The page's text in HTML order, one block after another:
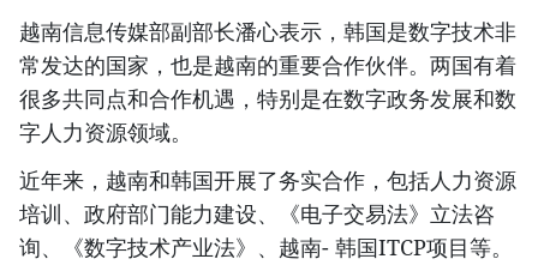
越南信息传媒部副部长潘心表示，韩国是数字技术非
常发达的国家，也是越南的重要合作伙伴。两国有着
很多共同点和合作机遇，特别是在数字政务发展和数
字人力资源领域。
近年来，越南和韩国开展了务实合作，包括人力资源
培训、政府部门能力建设、《电子交易法》立法咨
询、《数字技术产业法》、越南- 韩国ITCP项目等。